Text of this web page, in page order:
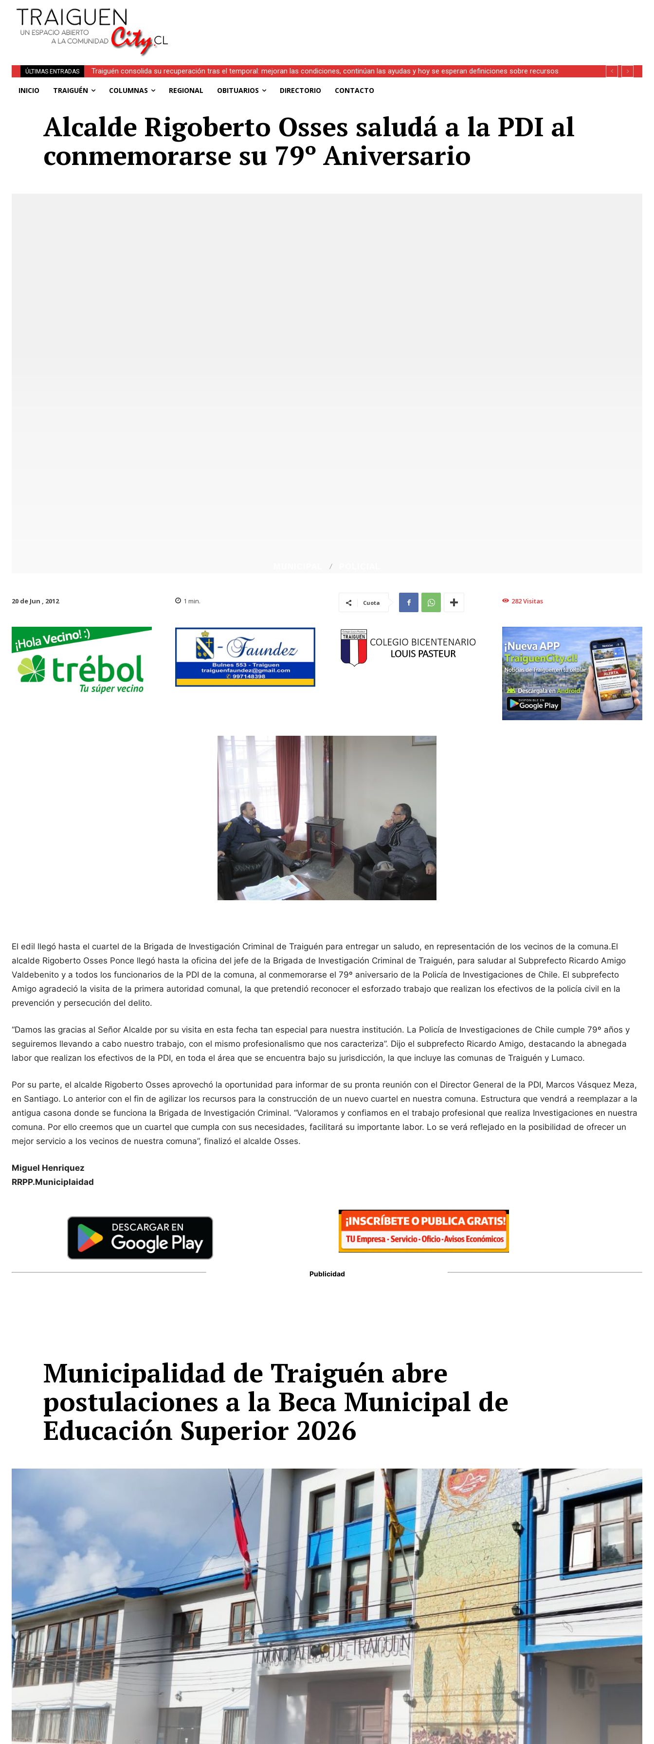
ÚLTIMAS ENTRADAS
Traiguén consolida su recuperación tras el temporal: mejoran las condiciones, continúan las ayudas y hoy se esperan definiciones sobre recursos
INICIO TRAIGUÉN COLUMNAS REGIONAL OBITUARIOS DIRECTORIO CONTACTO
Alcalde Rigoberto Osses saludá a la PDI al
conmemorarse su 79º Aniversario
20 de Jun , 2012 1 min. Cuota 282Visitas
El edil llegó hasta el cuartel de la Brigada de Investigación Criminal de Traiguén para entregar un saludo, en representación de los vecinos de la comuna.El
alcalde Rigoberto Osses Ponce llegó hasta la oficina del jefe de la Brigada de Investigación Criminal de Traiguén, para saludar al Subprefecto Ricardo Amigo
Valdebenito y a todos los funcionarios de la PDI de la comuna, al conmemorarse el 79º aniversario de la Policía de Investigaciones de Chile. El subprefecto
Amigo agradeció la visita de la primera autoridad comunal, la que pretendió reconocer el esforzado trabajo que realizan los efectivos de la policía civil en la
prevención y persecución del delito.
“Damos las gracias al Señor Alcalde por su visita en esta fecha tan especial para nuestra institución. La Policía de Investigaciones de Chile cumple 79º años y
seguiremos llevando a cabo nuestro trabajo, con el mismo profesionalismo que nos caracteriza”. Dijo el subprefecto Ricardo Amigo, destacando la abnegada
labor que realizan los efectivos de la PDI, en toda el área que se encuentra bajo su jurisdicción, la que incluye las comunas de Traiguén y Lumaco.
Por su parte, el alcalde Rigoberto Osses aprovechó la oportunidad para informar de su pronta reunión con el Director General de la PDI, Marcos Vásquez Meza,
en Santiago. Lo anterior con el fin de agilizar los recursos para la construcción de un nuevo cuartel en nuestra comuna. Estructura que vendrá a reemplazar a la
antigua casona donde se funciona la Brigada de Investigación Criminal. “Valoramos y confiamos en el trabajo profesional que realiza Investigaciones en nuestra
comuna. Por ello creemos que un cuartel que cumpla con sus necesidades, facilitará su importante labor. Lo se verá reflejado en la posibilidad de ofrecer un
mejor servicio a los vecinos de nuestra comuna”, finalizó el alcalde Osses.
Miguel Henriquez
RRPP.Municiplaidad
Publicidad